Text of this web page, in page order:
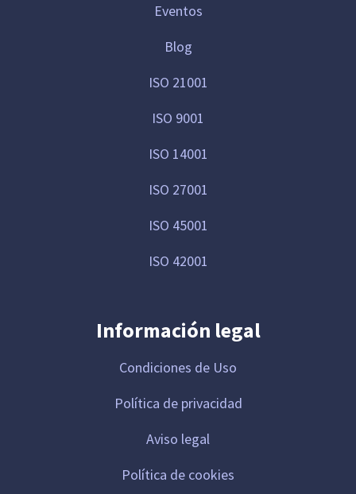
Eventos
Blog
ISO 21001
ISO 9001
ISO 14001
ISO 27001
ISO 45001
ISO 42001
Información legal
Condiciones de Uso
Política de privacidad
Aviso legal
Política de cookies